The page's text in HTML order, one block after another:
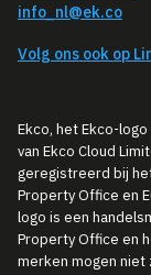
info_nl@ek.co
Volg ons ook op
Ekco, het Ekco-
van Ekco Cloud
geregistreerd bij
Property Office en
logo is een
Property Office en
merken mogen